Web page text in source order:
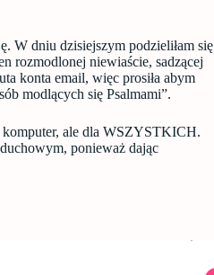
W dniu dzisiejszym podzieliłam się
rozmodlonej niewiaście, sadzącej
konta email, więc prosiła abym
modlących się Psalmami”.
ale dla WSZYSTKICH.
ponieważ dając